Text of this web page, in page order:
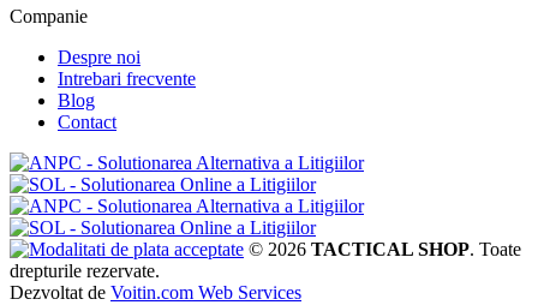
Companie
Despre noi
Intrebari frecvente
Blog
Contact
© 2026 TACTICAL SHOP. Toate
drepturile rezervate.
Dezvoltat de Voitin.com Web Services